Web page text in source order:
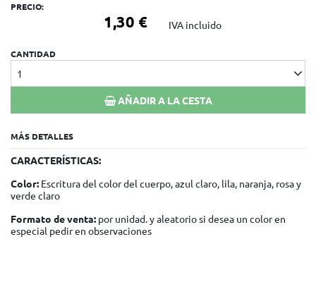
PRECIO:
1,30 € IVA incluido
CANTIDAD
1
AÑADIR A LA CESTA
MÁS DETALLES
CARACTERÍSTICAS:
Color: Escritura del color del cuerpo, azul claro, lila, naranja, rosa y
verde claro
Formato de venta: por unidad. y aleatorio si desea un color en
especial pedir en observaciones